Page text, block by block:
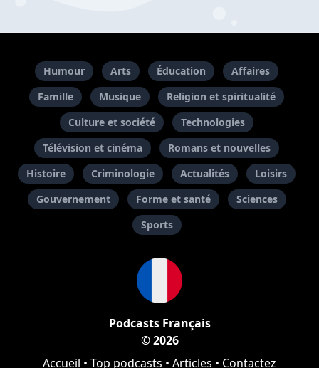
Humour Arts Éducation
Affaires
Famille
Musique
Religion et spiritualité
Culture et société
Technologies
Télévision et cinéma
Romans et nouvelles
Histoire
Criminologie Actualités
Loisirs
Gouvernement
Forme et santé
Sciences
Sports
Podcasts Français
© 2026
Accueil • Top podcasts • Articles • Contactez